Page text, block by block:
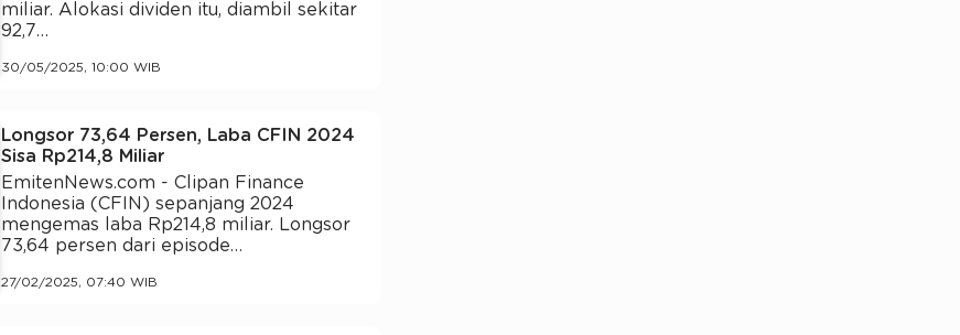
miliar. Alokasi dividen itu, diambil sekitar
92,7…
30/05/2025, 10:00 WIB
Longsor 73,64 Persen, Laba CFIN 2024
Sisa Rp214,8 Miliar
EmitenNews.com - Clipan Finance
Indonesia (CFIN) sepanjang 2024
mengemas laba Rp214,8 miliar. Longsor
73,64 persen dari episode…
27/02/2025, 07:40 WIB